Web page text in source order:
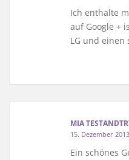
Ich enthalte
auf Google +
LG und
MIA
15. Dezember
Ein schönes